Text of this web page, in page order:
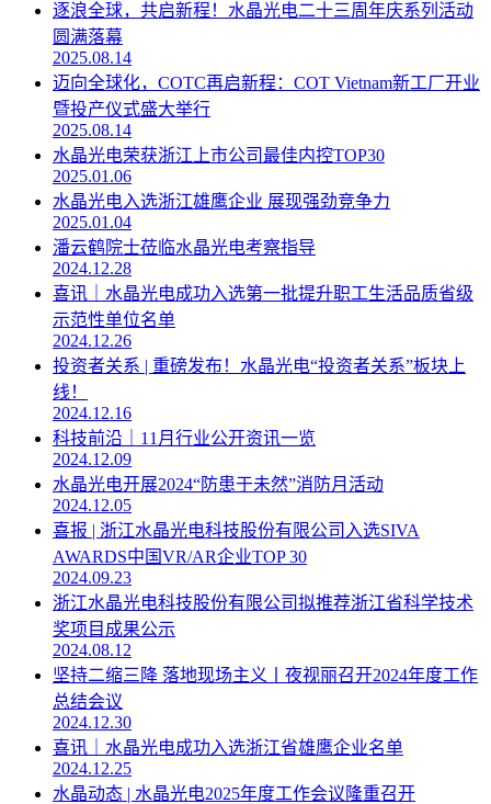
逐浪全球，共启新程！水晶光电二十三周年庆系列活动
圆满落幕
2025.08.14
迈向全球化，COTC再启新程：COT Vietnam新工厂开业
暨投产仪式盛大举行
2025.08.14
水晶光电荣获浙江上市公司最佳内控TOP30
2025.01.06
水晶光电入选浙江雄鹰企业 展现强劲竞争力
2025.01.04
潘云鹤院士莅临水晶光电考察指导
2024.12.28
喜讯｜水晶光电成功入选第一批提升职工生活品质省级
示范性单位名单
2024.12.26
投资者关系 | 重磅发布！水晶光电“投资者关系”板块上
线！
2024.12.16
科技前沿｜11月行业公开资讯一览
2024.12.09
水晶光电开展2024“防患于未然”消防月活动
2024.12.05
喜报 | 浙江水晶光电科技股份有限公司入选SIVA
AWARDS中国VR/AR企业TOP 30
2024.09.23
浙江水晶光电科技股份有限公司拟推荐浙江省科学技术
奖项目成果公示
2024.08.12
坚持二缩三降 落地现场主义丨夜视丽召开2024年度工作
总结会议
2024.12.30
喜讯｜水晶光电成功入选浙江省雄鹰企业名单
2024.12.25
水晶动态 | 水晶光电2025年度工作会议隆重召开